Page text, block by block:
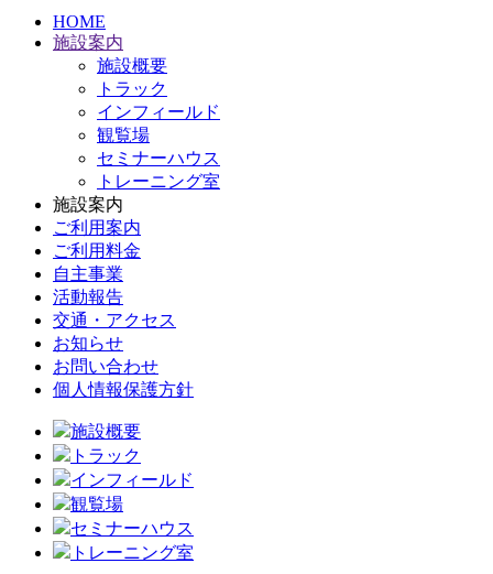
HOME
施設案内
施設概要
トラック
インフィールド
観覧場
セミナーハウス
トレーニング室
施設案内
ご利用案内
ご利用料金
自主事業
活動報告
交通・アクセス
お知らせ
お問い合わせ
個人情報保護方針
施設概要
トラック
インフィールド
観覧場
セミナーハウス
トレーニング室